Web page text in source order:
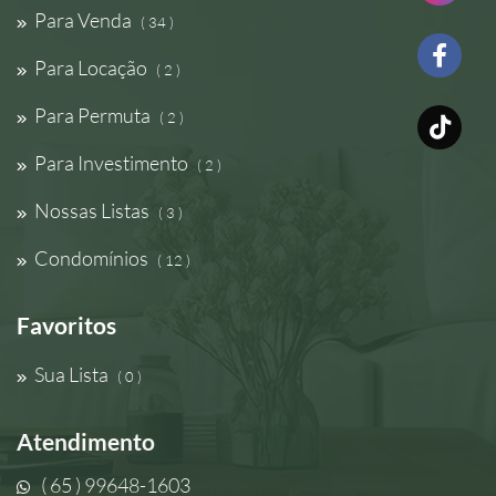
Para Venda ( 34 )
Para Locação ( 2 )
Para Permuta ( 2 )
Para Investimento ( 2 )
Nossas Listas ( 3 )
Condomínios ( 12 )
Favoritos
Sua Lista ( 0 )
Atendimento
( 65 ) 99648-1603